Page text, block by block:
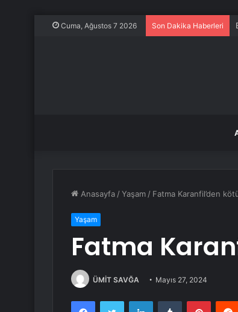
Cuma, Ağustos 7 2026 Son Dakika Haberleri
Anasayfa /Yaşam / Fatma Karanfil’den
Yaşam
Fatma
ÜMİT SAVĞA Mayıs 27, 2024
FacebookTwitter LinkedInTumblr